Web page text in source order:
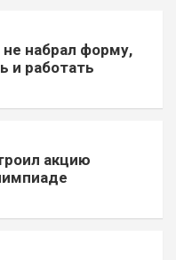
набрал форму,
и работать
акцию